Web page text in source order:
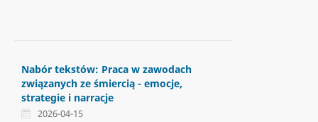
Nabór tekstów: Praca w zawodach
związanych ze śmiercią - emocje,
strategie i narracje
2026-04-15